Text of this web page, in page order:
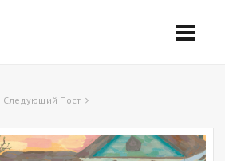
Следующий Пост